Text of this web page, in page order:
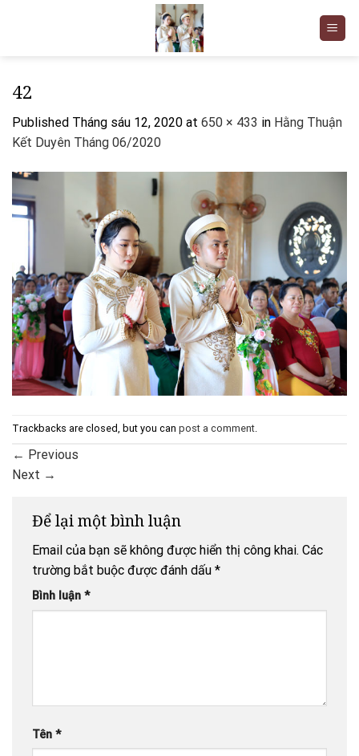
42
Published Tháng sáu 12, 2020 at 650 × 433 in Hằng Thuận
Kết Duyên Tháng 06/2020
Trackbacks are closed, but you can post a comment.
← Previous
Next →
Để lại một bình luận
Email của bạn sẽ không được hiển thị công khai. Các
trường bắt buộc được đánh dấu *
Bình luận *
Tên *